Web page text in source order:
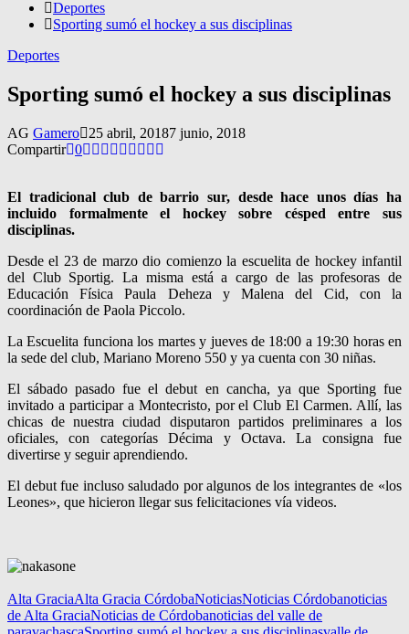
Deportes
Sporting sumó el hockey a sus disciplinas
Deportes
Sporting sumó el hockey a sus disciplinas
AG Gamero 25 abril, 20187 junio, 2018
Compartir 0
El tradicional club de barrio sur, desde hace unos días ha
incluido formalmente el hockey sobre césped entre sus
disciplinas.
Desde el 23 de marzo dio comienzo la escuelita de hockey infantil
del Club Sportig. La misma está a cargo de las profesoras de
Educación Física Paula Deheza y Malena del Cid, con la
coordinación de Paola Piccolo.
La Escuelita funciona los martes y jueves de 18:00 a 19:30 horas en
la sede del club, Mariano Moreno 550 y ya cuenta con 30 niñas.
El sábado pasado fue el debut en cancha, ya que Sporting fue
invitado a participar a Montecristo, por el Club El Carmen. Allí, las
chicas de nuestra ciudad disputaron partidos preliminares a los
oficiales, con categorías Décima y Octava. La consigna fue
divertirse y seguir aprendiendo.
El debut fue incluso saludado por algunos de los integrantes de «los
Leones», que hicieron llegar sus felicitaciones vía videos.
Alta GraciaAlta Gracia CórdobaNoticiasNoticias Córdobanoticias
de Alta GraciaNoticias de Córdobanoticias del valle de